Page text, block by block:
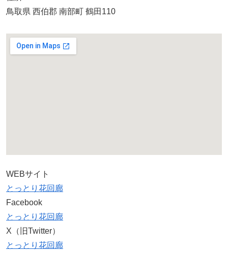
鳥取県 西伯郡 南部町 鶴田110
WEBサイト
とっとり花回廊
Facebook
とっとり花回廊
X（旧Twitter）
とっとり花回廊